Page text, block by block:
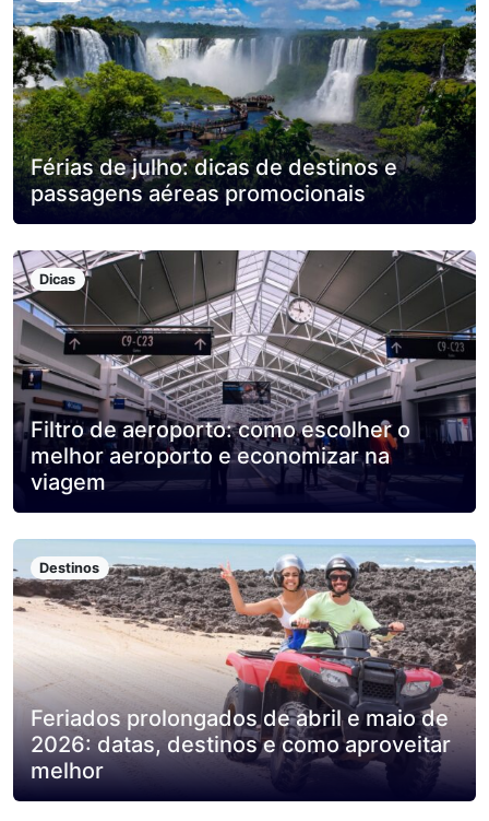
Férias de julho: dicas de destinos e
passagens aéreas promocionais
Dicas
Filtro de aeroporto: como escolher o
melhor aeroporto e economizar na
viagem
Destinos
Feriados prolongados de abril e maio de
2026: datas, destinos e como aproveitar
melhor